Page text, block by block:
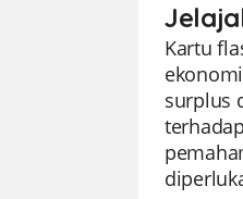
Kartu
surplus